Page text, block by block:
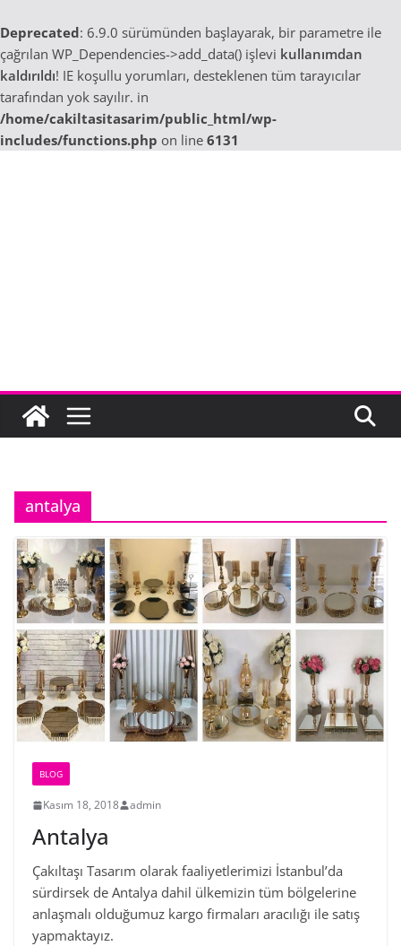
Deprecated: 6.9.0 sürümünden başlayarak, bir parametre ile
çağrılan WP_Dependencies->add_data() işlevi kullanımdan
kaldırıldı! IE koşullu yorumları, desteklenen tüm tarayıcılar
tarafından yok sayılır. in
/home/cakiltasitasarim/public_html/wp-
includes/functions.php on line 6131
antalya
BLOG
Kasım 18, 2018 admin
Antalya
Çakıltaşı Tasarım olarak faaliyetlerimizi İstanbul’da
sürdirsek de Antalya dahil ülkemizin tüm bölgelerine
anlaşmalı olduğumuz kargo firmaları aracılığı ile satış
yapmaktayız.